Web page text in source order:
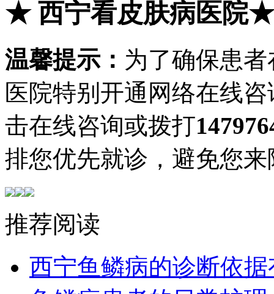
★西宁看皮肤病医院★
温馨提示： 为了确保患
医院特别开通网络在线
击在线咨询或拨打
排您优先就诊，避免您
推荐阅读
西宁鱼鳞病的诊断依